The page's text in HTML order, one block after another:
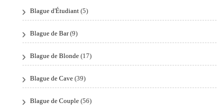
Blague d'Étudiant (5)
Blague de Bar(9)
Blague de Blonde (17)
Blague de Cave (39)
Blague de Couple (56)